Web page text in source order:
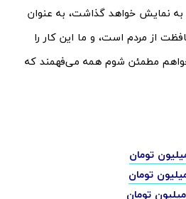
به نمایش خواهد گذاشت، به عنوان
از مردم است، و ما این کار را
مطمئن شوم همه می‌فهمند که